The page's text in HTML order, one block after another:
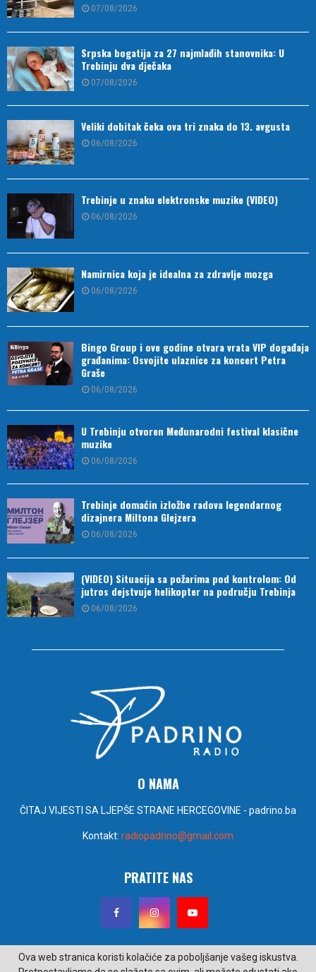
07/08/2026
Srpska bogatija za 27 najmlađih stanovnika: U
Trebinju dva dječaka
07/08/2026
Veliki dobitak čeka ova tri znaka do 13. avgusta
06/08/2026
Trebinje u znaku elektronske muzike (VIDEO)
06/08/2026
Namirnica koja je idealna za zdravlje mozga
06/08/2026
Bingo Group i ove godine otvara vrata VIP događaja
građanima: Osvojite ulaznice za koncert Petra
Graše
06/08/2026
U Trebinju otvoren Međunarodni festival klasične
muzike
06/08/2026
Trebinje domaćin izložbe radova legendarnog
dizajnera Miltona Glejzera
06/08/2026
(VIDEO) Situacija sa požarima pod kontrolom: Od
jutros dejstvuje helikopter na području Trebinja
06/08/2026
O NAMA
ČITAJ VIJESTI SA LJEPŠE STRANE HERCEGOVINE - padrino.ba
Kontakt: radiopadrino@gmail.com
PRATITE NAS
Ova web stranica koristi kolačiće za poboljšanje vašeg iskustva.